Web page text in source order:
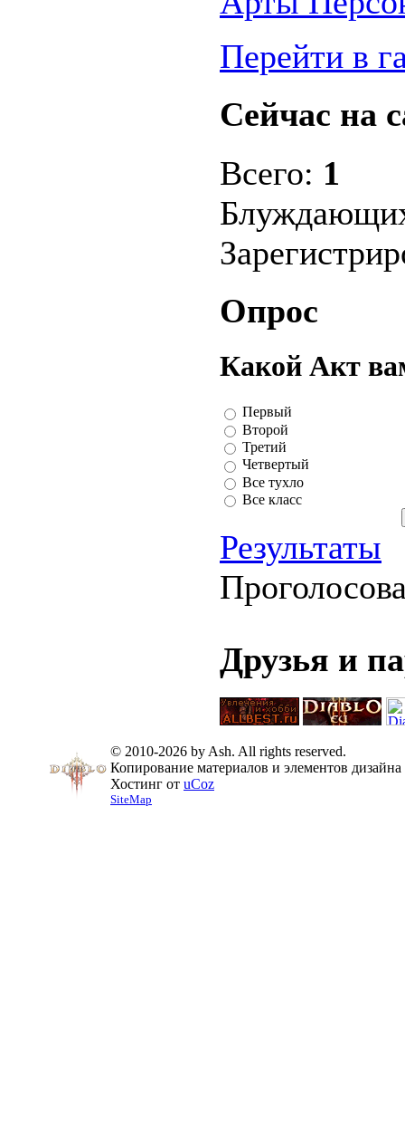
Перейти в
Сейчас на
Всего: 1
Опрос
Какой Акт
Первый
Второй
Третий
Четвертый
Все тухло
Все класс
Результаты
Друзья и
© 2010-2026 by Ash. All rights reserved.
Копирование материалов и элементов
Хостинг от uCoz
SiteMap